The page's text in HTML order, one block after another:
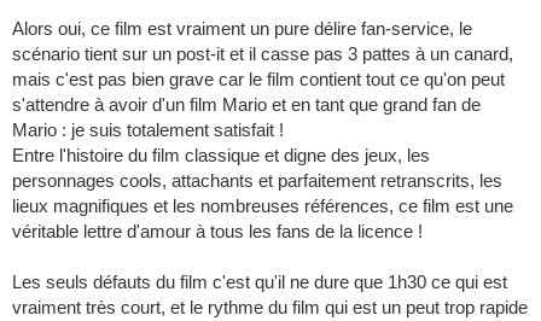
Alors oui, ce film est vraiment un pure délire fan-service, le
scénario tient sur un post-it et il casse pas 3 pattes à un canard,
mais c'est pas bien grave car le film contient tout ce qu'on peut
s'attendre à avoir d'un film Mario et en tant que grand fan de
Mario : je suis totalement satisfait !
Entre l'histoire du film classique et digne des jeux, les
personnages cools, attachants et parfaitement retranscrits, les
lieux magnifiques et les nombreuses références, ce film est une
véritable lettre d'amour à tous les fans de la licence !
Les seuls défauts du film c'est qu'il ne dure que 1h30 ce qui est
vraiment très court, et le rythme du film qui est un peut trop rapide